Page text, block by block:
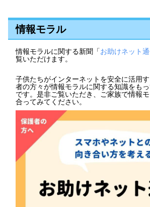
情報モラル
情報モラルに関する新聞「お助けネット
覧いただけます。
子供たちがインターネットを安全に活用
者の方々が情報モラルに関する知識をも
です。是非ご覧いただき、ご家族で情報
合ってみてください。